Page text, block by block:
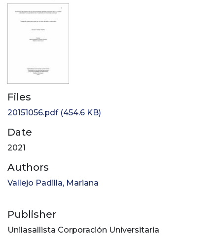
Files
20151056.pdf(454.6 KB)
Date
2021
Authors
Vallejo Padilla, Mariana
Publisher
Unilasallista Corporación Universitaria